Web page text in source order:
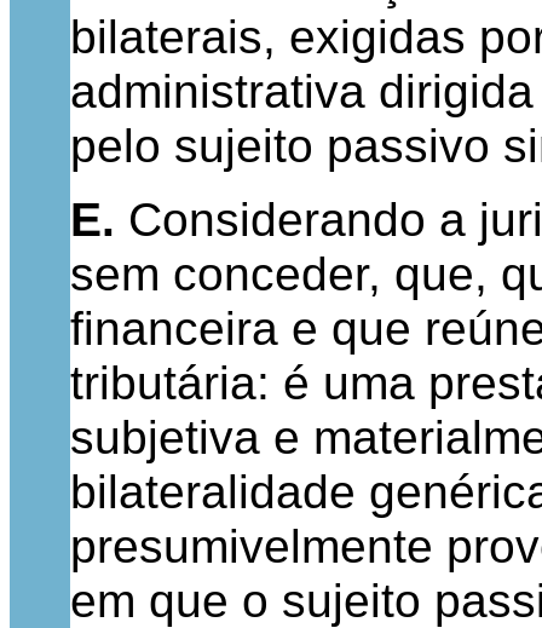
bilaterais, exigidas
administrativa
pelo sujeito passivo
E. Considerando a
sem conceder, que,
financeira e que
tributária: é uma
subjetiva e
bilateralidade
presumivelmente
em que o sujeito